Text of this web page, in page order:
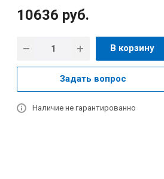
10636 руб.
В корзину
Задать вопрос
Наличие не гарантированно